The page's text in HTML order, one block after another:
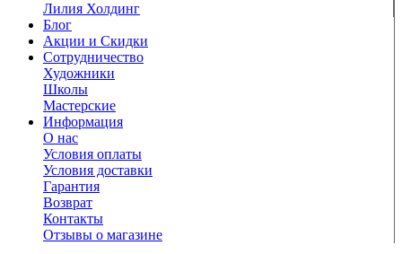
Лилия Холдинг
Блог
Акции и Скидки
Сотрудничество
Художники
Школы
Мастерские
Информация
О нас
Условия оплаты
Условия доставки
Гарантия
Возврат
Контакты
Отзывы о магазине